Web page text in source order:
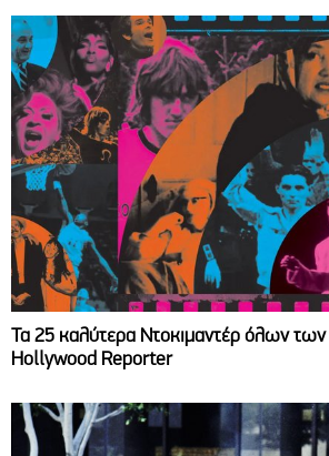
Τα 25 καλύτερα Ντοκιμαντέρ όλων
Hollywood Reporter